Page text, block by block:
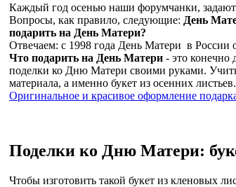
Каждый год осенью наши форумчанки,
Вопросы, как правило, следующие: День
подарить на День Матери?
Отвечаем: с 1998 года День Матери в России
Что подарить на День Матери - это конечно
поделки ко Дню Матери своими руками.
материала, а именно букет из осенних
Оригинальное и красивое оформление
Поделки ко Дню Матери:
Чтобы изготовить такой букет из кленовых